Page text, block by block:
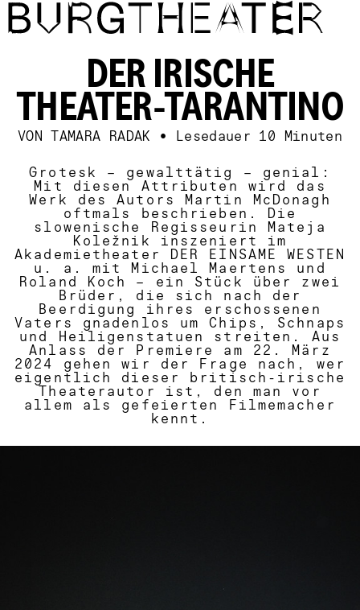
Direkt zum Inhalt
DER IRISCHE
THEATER-TARANTINO
VON TAMARA RADAK • Lesedauer 10 Minuten
Grotesk – gewalttätig – genial:
Mit diesen Attributen wird das
Werk des Autors Martin McDonagh
oftmals beschrieben. Die
slowenische Regisseurin Mateja
Kole ž nik inszeniert im
Akademietheater
DER EINSAME WESTEN
u. a. mit Michael Maertens und
Roland Koch – ein Stück über zwei
Brüder, die sich nach der
Beerdigung ihres erschossenen
Vaters gnadenlos um Chips, Schnaps
und Heiligenstatuen streiten. Aus
Anlass der Premiere am 22. März
2024 gehen wir der Frage nach, wer
eigentlich dieser britisch-irische
Theaterautor ist, den man vor
allem als gefeierten Filmemacher
kennt.